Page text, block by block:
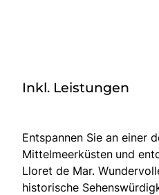
Inkl. Leistungen
Entspannen Sie an einer
Mittelmeerküsten und
Lloret de Mar.
historische